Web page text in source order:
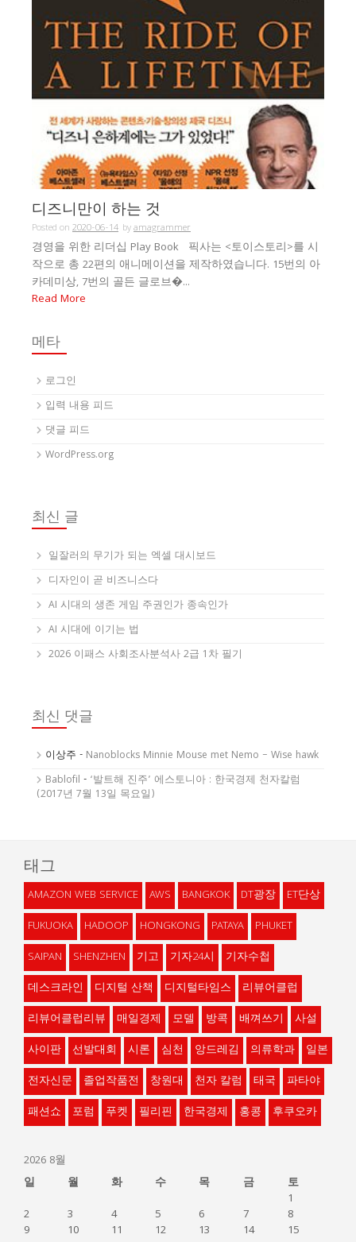
디즈니만이 하는 것
Posted on 2020-06-14 byamagrammer
경영을 위한 리더십 Play Book 픽사는 <토이스토리>를 시
작으로 총 22편의 애니메이션을 제작하였습니다. 15번의 아
카데미상, 7번의 골든 글로브�...
Read More
메타
로그인
입력 내용 피드
댓글 피드
WordPress.org
최신 글
일잘러의 무기가 되는 엑셀 대시보드
디자인이 곧 비즈니스다
AI 시대의 생존 게임 주권인가 종속인가
AI 시대에 이기는 법
2026 이패스 사회조사분석사 2급 1차 필기
최신 댓글
이상주 - Nanoblocks Minnie Mouse met Nemo – Wise hawk
Bablofil - ‘발트해 진주’ 에스토니아 : 한국경제 천자칼럼
(2017년 7월 13일 목요일)
태그
AMAZON WEB SERVICE AWS BANGKOK DT광장
ET단상
FUKUOKA
HADOOP HONGKONG PATAYA
PHUKET
SAIPAN
SHENZHEN 기고 기자24시
기자수첩
데스크라인
디지털 산책 디지털타임스
리뷰어클럽
리뷰어클럽리뷰
매일경제 모델 방콕 배껴쓰기
사설
사이판
선발대회 시론 심천 앙드레김 의류학과
일본
전자신문
졸업작품전 창원대 천자 칼럼 태국
파타야
패션쇼
포럼 푸켓 필리핀 한국경제 홍콩 후쿠오카
2026 8월
일
월 화 수 목 금
토
1
2
3 4 5 6 7
8
9
10 11 12 13 14
15